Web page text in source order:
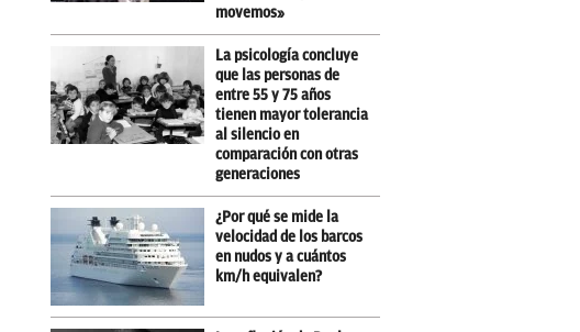
movemos»
La psicología concluye
que las personas de
entre 55 y 75 años
tienen mayor tolerancia
al silencio en
comparación con otras
generaciones
¿Por qué se mide la
velocidad de los barcos
en nudos y a cuántos
km/h equivalen?